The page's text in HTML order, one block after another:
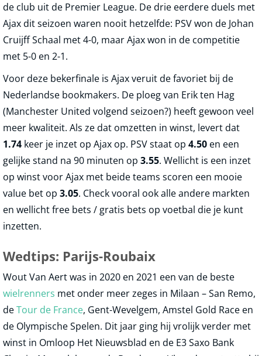
de club uit de Premier League. De drie eerdere duels met
Ajax dit seizoen waren nooit hetzelfde: PSV won de Johan
Cruijff Schaal met 4-0, maar Ajax won in de competitie
met 5-0 en 2-1.
Voor deze bekerfinale is Ajax veruit de favoriet bij de
Nederlandse bookmakers. De ploeg van Erik ten Hag
(Manchester United volgend seizoen?) heeft gewoon veel
meer kwaliteit. Als ze dat omzetten in winst, levert dat
1.74 keer je inzet op Ajax op. PSV staat op 4.50 en een
gelijke stand na 90 minuten op 3.55. Wellicht is een inzet
op winst voor Ajax met beide teams scoren een mooie
value bet op 3.05. Check vooral ook alle andere markten
en wellicht free bets / gratis bets op voetbal die je kunt
inzetten.
Wedtips: Parijs-Roubaix
Wout Van Aert was in 2020 en 2021 een van de beste
wielrenners met onder meer zeges in Milaan – San Remo,
deTour de France, Gent-Wevelgem, Amstel Gold Race en
de Olympische Spelen. Dit jaar ging hij vrolijk verder met
winst in Omloop Het Nieuwsblad en de E3 Saxo Bank